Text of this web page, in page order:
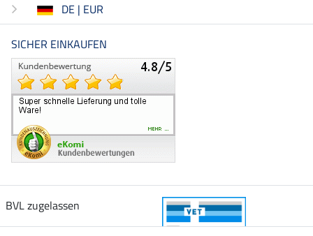
DE | EUR
SICHER EINKAUFEN
BVL zugelassen